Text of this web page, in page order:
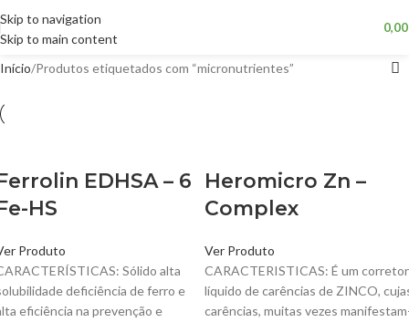
Skip to navigation
Skip to main content
Início Produtos etiquetados com “micronutrientes”
EDHSA – 6
HS
Produto
Sólido alta
deficiência de ferro e
eficiência na prevenção e
Heromicro Zn –
Complex
Ver Produto
CARACTERISTICAS: É um corretor
líquido de carências de ZINCO,
carências, muitas vezes